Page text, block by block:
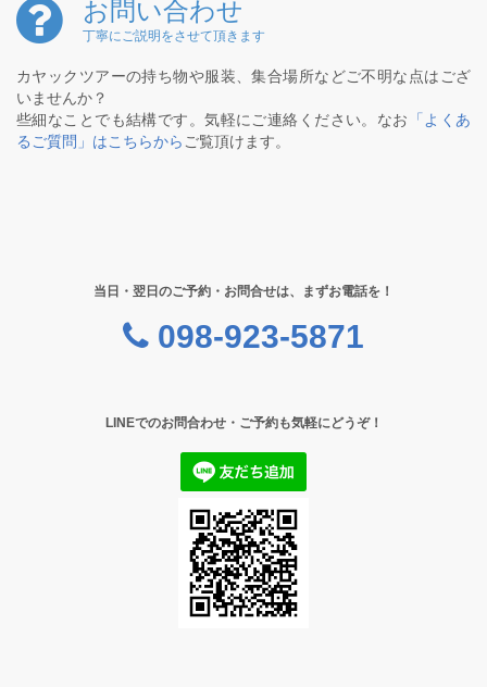
お問い合わせ
丁寧にご説明をさせて頂きます
カヤックツアーの持ち物や服装、集合場所などご不明な点はござ
いませんか？
些細なことでも結構です。気軽にご連絡ください。なお
「よくあ
るご質問」はこちらから ご覧頂けます。
当日・翌日のご予約・お問合せは、まずお電話を！
098-923-5871
LINEでのお問合わせ・ご予約も気軽にどうぞ！